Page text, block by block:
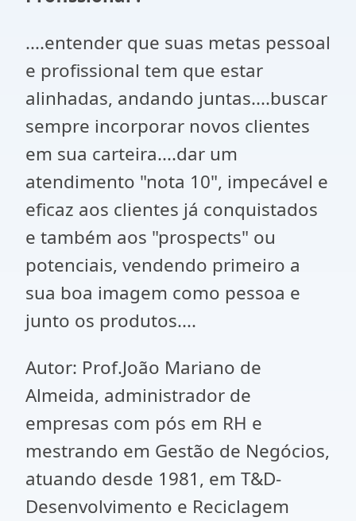
....entender que suas metas pessoal
e profissional tem que estar
alinhadas, andando juntas....buscar
sempre incorporar novos clientes
em sua carteira....dar um
atendimento "nota 10", impecável e
eficaz aos clientes já conquistados
e também aos "prospects" ou
potenciais, vendendo primeiro a
sua boa imagem como pessoa e
junto os produtos....
Autor: Prof.João Mariano de
Almeida, administrador de
empresas com pós em RH e
mestrando em Gestão de Negócios,
atuando desde 1981, em T&D-
Desenvolvimento e Reciclagem